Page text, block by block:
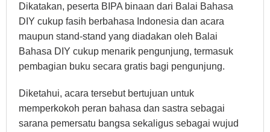
Dikatakan, peserta BIPA binaan dari Balai Bahasa
DIY cukup fasih berbahasa Indonesia dan acara
maupun stand-stand yang diadakan oleh Balai
Bahasa DIY cukup menarik pengunjung, termasuk
pembagian buku secara gratis bagi pengunjung.
Diketahui, acara tersebut bertujuan untuk
memperkokoh peran bahasa dan sastra sebagai
sarana pemersatu bangsa sekaligus sebagai wujud